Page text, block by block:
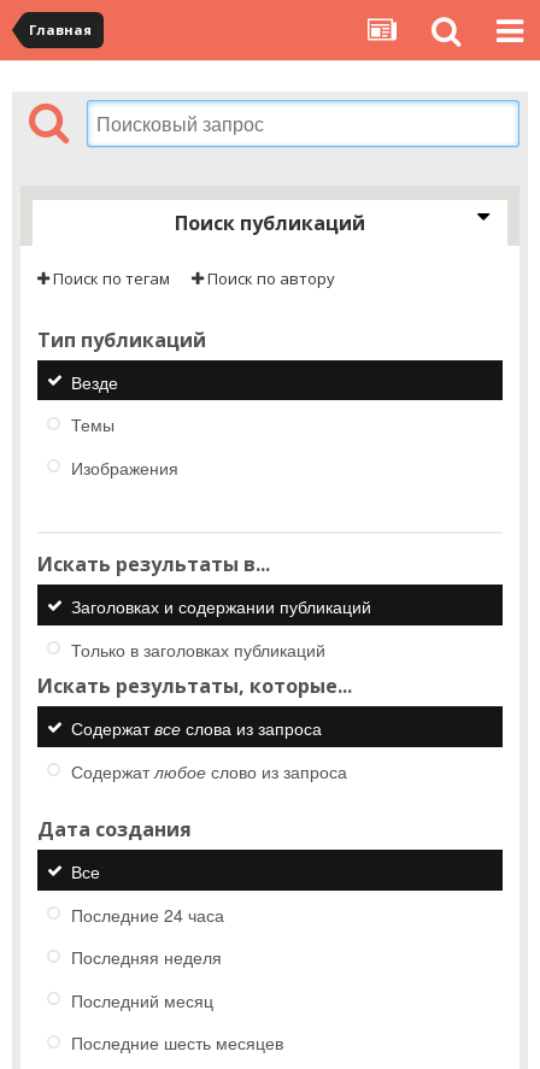
Главная
Поиск публикаций
Поиск по тегам Поиск по автору
Тип публикаций
Везде
Темы
Изображения
Искать результаты в...
Заголовках и содержании публикаций
Только в заголовках публикаций
Искать результаты, которые...
Содержатвсе слова из запроса
Содержатлюбое слово из запроса
Дата создания
Все
Последние 24 часа
Последняя неделя
Последний месяц
Последние шесть месяцев